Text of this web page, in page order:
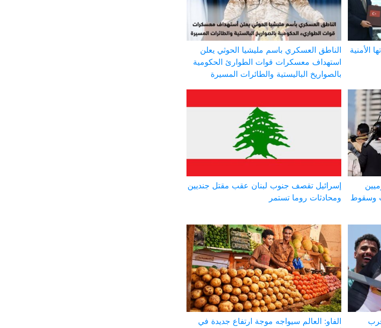
الأمنية
الناطق العسكري باسم مليشيا الحوثي يعلن
استهداف معسكرات قوات الطوارئ الحكومية
بالصواريخ الباليستية والطائرات المسيرة
وسقوط
إسرائيل تقصف جنوب لبنان عقب مقتل جنديين
ومحادثات روما تستمر
الفاو: العالم سيواجه موجة ارتفاع جديدة في